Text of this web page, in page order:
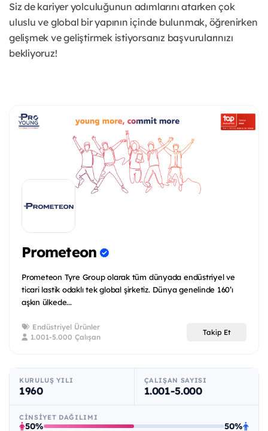
Siz de kariyer yolculuğunun adımlarını atarken çok
uluslu ve global bir yapının içinde bulunmak, öğrenirken
gelişmek ve geliştirmek istiyorsanız başvurularınızı
bekliyoruz!
Prometeon
Prometeon Tyre Group olarak tüm dünyada endüstriyel ve
ticari lastik odaklı tek global şirketiz. Dünya genelinde 160’ı
aşkın ülkede...
Endüstriyel Ürünler
1.001-5.000 Çalışan
Takip Et
KURULUŞ YILI
1960
ÇALIŞAN SAYISI
1.001-5.000
CINSIYET DAĞILIMI
50% 50%